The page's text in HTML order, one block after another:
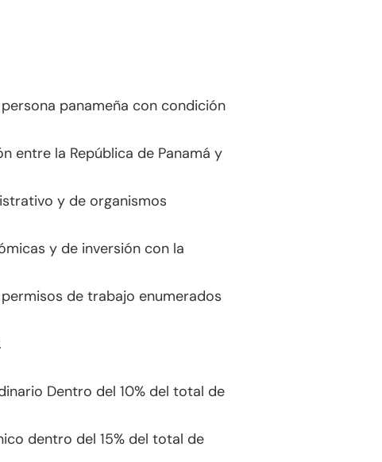
panameña con condición
entre la República de Panamá y
y de organismos
y de inversión con la
de trabajo enumerados
Dentro del 10% del total de
dentro del 15% del total de